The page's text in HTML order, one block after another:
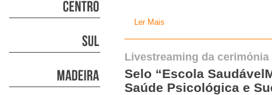
Ler Mais
Livestreaming da cerimónia
Selo “Escola
Saúde Psicológica e